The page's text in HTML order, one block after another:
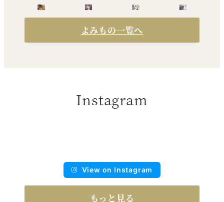
よみもの一覧へ
Instagram
View on Instagram
もっと見る